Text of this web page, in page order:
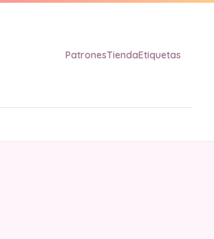
PatronesTiendaEtiquetas